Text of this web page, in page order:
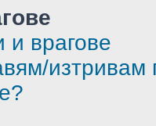
и врагове
изтривам